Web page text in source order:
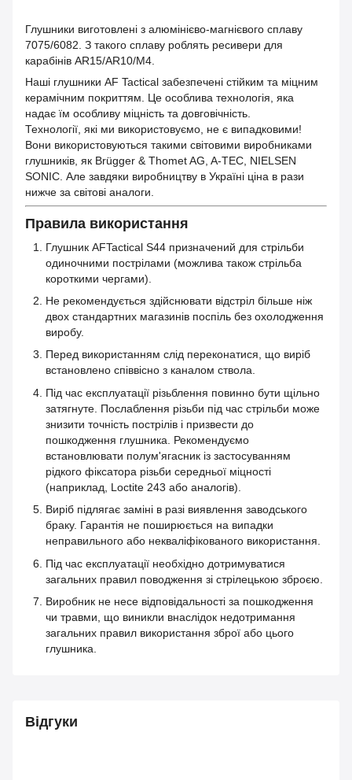
Глушники виготовлені з алюмінієво-магнієвого сплаву
7075/6082. З такого сплаву роблять ресивери для
карабінів AR15/AR10/M4.
Наші глушники AF Tactical забезпечені стійким та міцним
керамічним покриттям. Це особлива технологія, яка
надає їм особливу міцність та довговічність.
Технології, які ми використовуємо, не є випадковими!
Вони використовуються такими світовими виробниками
глушників, як Brügger & Thomet AG, A-TEC, NIELSEN
SONIC. Але завдяки виробництву в Україні ціна в рази
нижче за світові аналоги.
Правила використання
Глушник AFTactical S44 призначений для стрільби
одиночними пострілами (можлива також стрільба
короткими чергами).
Не рекомендується здійснювати відстріл більше ніж
двох стандартних магазинів поспіль без охолодження
виробу.
Перед використанням слід переконатися, що виріб
встановлено співвісно з каналом ствола.
Під час експлуатації різьблення повинно бути щільно
затягнуте. Послаблення різьби під час стрільби може
знизити точність пострілів і призвести до
пошкодження глушника. Рекомендуємо
встановлювати полум'ягасник із застосуванням
рідкого фіксатора різьби середньої міцності
(наприклад, Loctite 243 або аналогів).
Виріб підлягає заміні в разі виявлення заводського
браку. Гарантія не поширюється на випадки
неправильного або некваліфікованого використання.
Під час експлуатації необхідно дотримуватися
загальних правил поводження зі стрілецькою зброєю.
Виробник не несе відповідальності за пошкодження
чи травми, що виникли внаслідок недотримання
загальних правил використання зброї або цього
глушника.
Відгуки